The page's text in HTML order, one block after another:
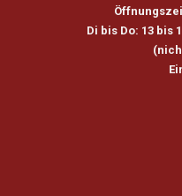
Di bis Do: 13 bis